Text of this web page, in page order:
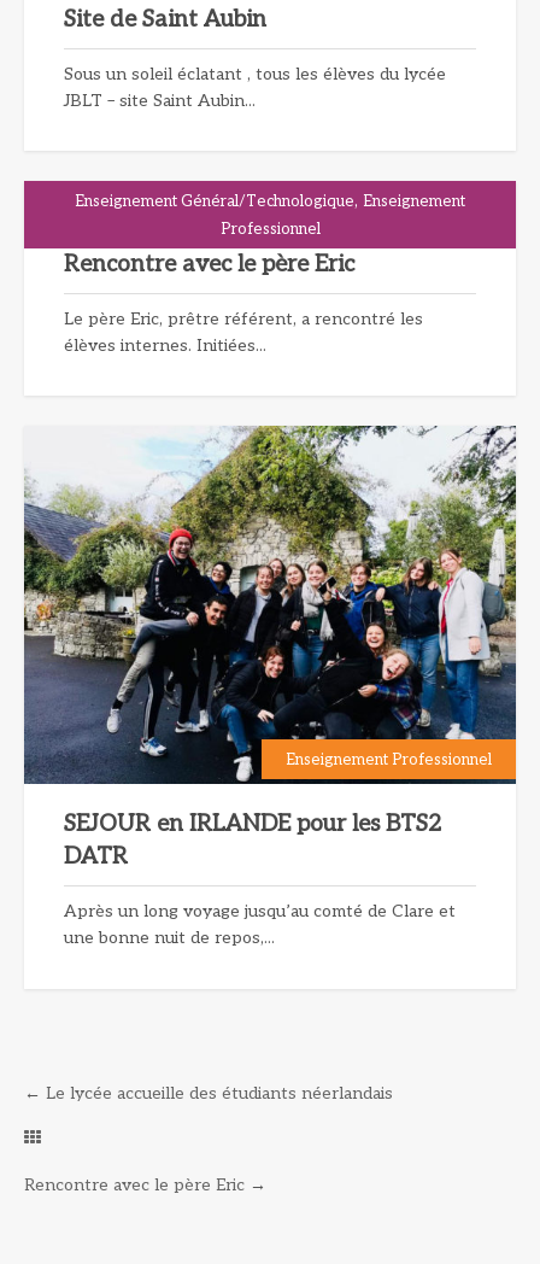
Site de Saint Aubin
Sous un soleil éclatant , tous les élèves du lycée
JBLT – site Saint Aubin...
Enseignement Général/Technologique, Enseignement
Professionnel
Rencontre avec le père Eric
Le père Eric, prêtre référent, a rencontré les
élèves internes. Initiées...
Enseignement Professionnel
SEJOUR en IRLANDE pour les BTS2
DATR
Après un long voyage jusqu’au comté de Clare et
une bonne nuit de repos,...
← Le lycée accueille des étudiants néerlandais
Rencontre avec le père Eric →